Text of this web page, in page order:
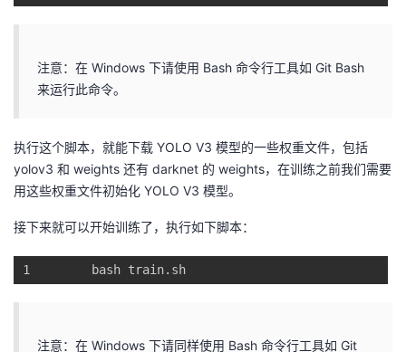
注意：在 Windows 下请使用 Bash 命令行工具如 Git Bash
来运行此命令。
执行这个脚本，就能下载 YOLO V3 模型的一些权重文件，包括
yolov3 和 weights 还有 darknet 的 weights，在训练之前我们需要
用这些权重文件初始化 YOLO V3 模型。
接下来就可以开始训练了，执行如下脚本：
1 bash train.sh
注意：在 Windows 下请同样使用 Bash 命令行工具如 Git